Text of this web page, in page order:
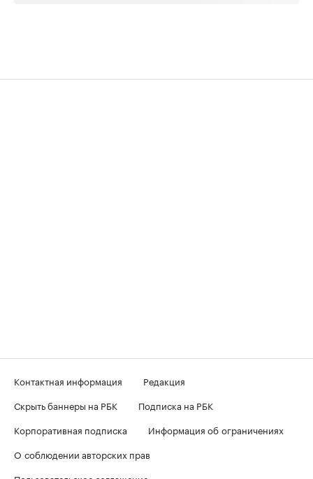
Контактная информация
Редакция
Скрыть баннеры на РБК
Подписка на РБК
Корпоративная подписка
Информация об ограничениях
О соблюдении авторских прав